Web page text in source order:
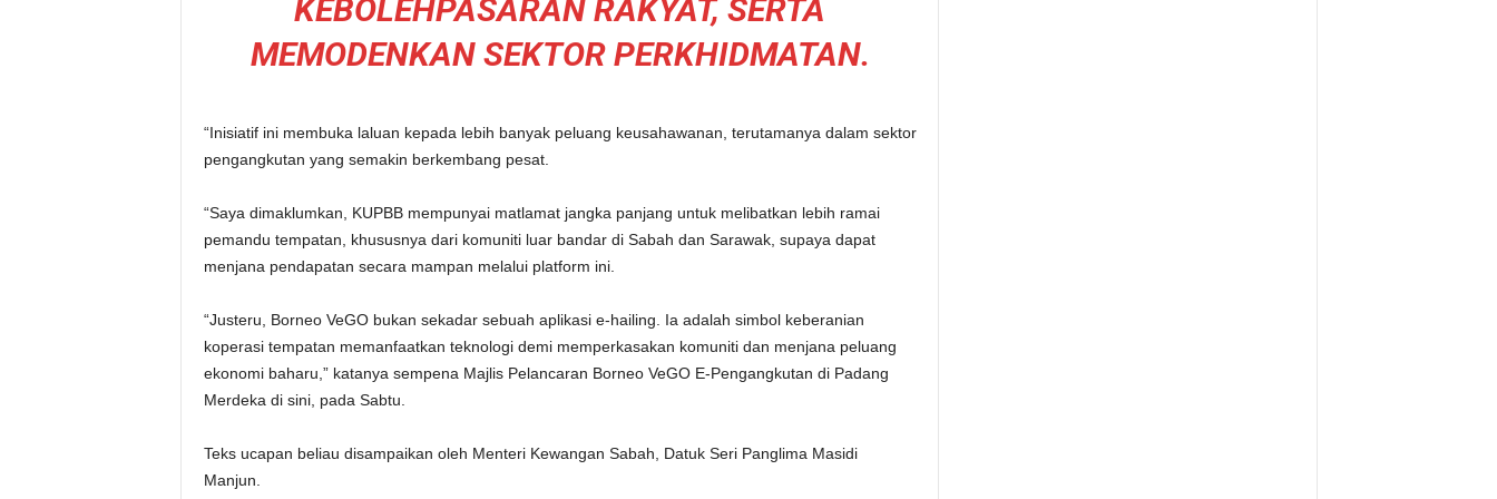
KEBOLEHPASARAN RAKYAT, SERTA
MEMODENKAN SEKTOR PERKHIDMATAN.
“Inisiatif ini membuka laluan kepada lebih banyak peluang keusahawanan, terutamanya dalam sektor
pengangkutan yang semakin berkembang pesat.
“Saya dimaklumkan, KUPBB mempunyai matlamat jangka panjang untuk melibatkan lebih ramai
pemandu tempatan, khususnya dari komuniti luar bandar di Sabah dan Sarawak, supaya dapat
menjana pendapatan secara mampan melalui platform ini.
“Justeru, Borneo VeGO bukan sekadar sebuah aplikasi e-hailing. Ia adalah simbol keberanian
koperasi tempatan memanfaatkan teknologi demi memperkasakan komuniti dan menjana peluang
ekonomi baharu,” katanya sempena Majlis Pelancaran Borneo VeGO E-Pengangkutan di Padang
Merdeka di sini, pada Sabtu.
Teks ucapan beliau disampaikan oleh Menteri Kewangan Sabah, Datuk Seri Panglima Masidi
Manjun.